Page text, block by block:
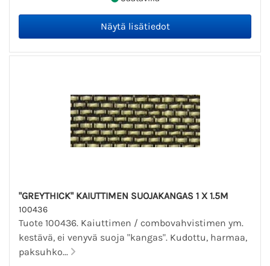
"GREYTHICK" KAIUTTIMEN SUOJAKANGAS 1 X 1.5M
100436
Tuote 100436. Kaiuttimen / combovahvistimen ym.
kestävä, ei venyvä suoja "kangas". Kudottu, harmaa,
paksuhko...